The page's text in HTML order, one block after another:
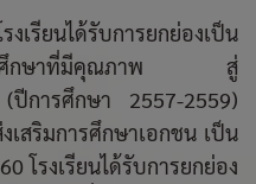
เรียนได้รับการยกย่องเป็น
ามัญศึกษาที่มีคุณภาพ สู่
การศึกษา 2557-2559)
เสริมการศึกษาเอกชน เป็น
โรงเรียนได้รับการยกย่อง